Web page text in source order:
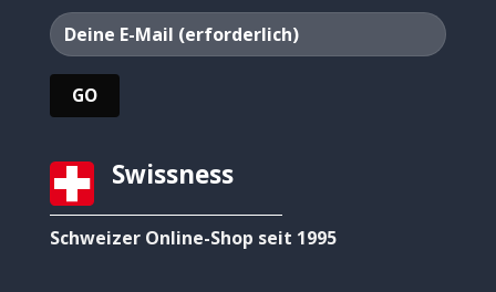
Swissness
Schweizer Online-Shop seit 1995